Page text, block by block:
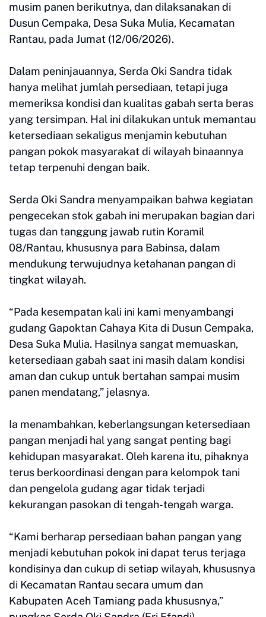
musim panen berikutnya, dan dilaksanakan di
Dusun Cempaka, Desa Suka Mulia, Kecamatan
Rantau, pada Jumat (12/06/2026).
Dalam peninjauannya, Serda Oki Sandra tidak
hanya melihat jumlah persediaan, tetapi juga
memeriksa kondisi dan kualitas gabah serta beras
yang tersimpan. Hal ini dilakukan untuk memantau
ketersediaan sekaligus menjamin kebutuhan
pangan pokok masyarakat di wilayah binaannya
tetap terpenuhi dengan baik.
Serda Oki Sandra menyampaikan bahwa kegiatan
pengecekan stok gabah ini merupakan bagian dari
tugas dan tanggung jawab rutin Koramil
08/Rantau, khususnya para Babinsa, dalam
mendukung terwujudnya ketahanan pangan di
tingkat wilayah.
“Pada kesempatan kali ini kami menyambangi
gudang Gapoktan Cahaya Kita di Dusun Cempaka,
Desa Suka Mulia. Hasilnya sangat memuaskan,
ketersediaan gabah saat ini masih dalam kondisi
aman dan cukup untuk bertahan sampai musim
panen mendatang,” jelasnya.
Ia menambahkan, keberlangsungan ketersediaan
pangan menjadi hal yang sangat penting bagi
kehidupan masyarakat. Oleh karena itu, pihaknya
terus berkoordinasi dengan para kelompok tani
dan pengelola gudang agar tidak terjadi
kekurangan pasokan di tengah-tengah warga.
“Kami berharap persediaan bahan pangan yang
menjadi kebutuhan pokok ini dapat terus terjaga
kondisinya dan cukup di setiap wilayah, khususnya
di Kecamatan Rantau secara umum dan
Kabupaten Aceh Tamiang pada khususnya,”